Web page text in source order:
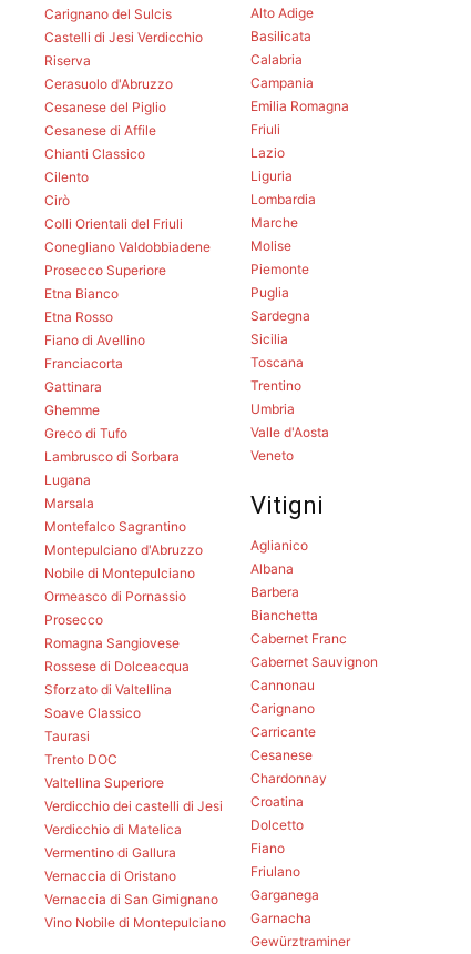
Carignano del Sulcis
Castelli di Jesi Verdicchio
Riserva
Cerasuolo d'Abruzzo
Cesanese del Piglio
Cesanese di Affile
Chianti Classico
Cilento
Cirò
Colli Orientali del Friuli
Conegliano Valdobbiadene
Prosecco Superiore
Etna Bianco
Etna Rosso
Fiano di Avellino
Franciacorta
Gattinara
Ghemme
Greco di Tufo
Lambrusco di Sorbara
Lugana
Marsala
Montefalco Sagrantino
Montepulciano d'Abruzzo
Nobile di Montepulciano
Ormeasco di Pornassio
Prosecco
Romagna Sangiovese
Rossese di Dolceacqua
Sforzato di Valtellina
Soave Classico
Taurasi
Trento DOC
Valtellina Superiore
Verdicchio dei castelli di Jesi
Verdicchio di Matelica
Vermentino di Gallura
Vernaccia di Oristano
Vernaccia di San Gimignano
Vino Nobile di Montepulciano
Alto Adige
Basilicata
Calabria
Campania
Emilia Romagna
Friuli
Lazio
Liguria
Lombardia
Marche
Molise
Piemonte
Puglia
Sardegna
Sicilia
Toscana
Trentino
Umbria
Valle d'Aosta
Veneto
Vitigni
Aglianico
Albana
Barbera
Bianchetta
Cabernet Franc
Cabernet Sauvignon
Cannonau
Carignano
Carricante
Cesanese
Chardonnay
Croatina
Dolcetto
Fiano
Friulano
Garganega
Garnacha
Gewürztraminer